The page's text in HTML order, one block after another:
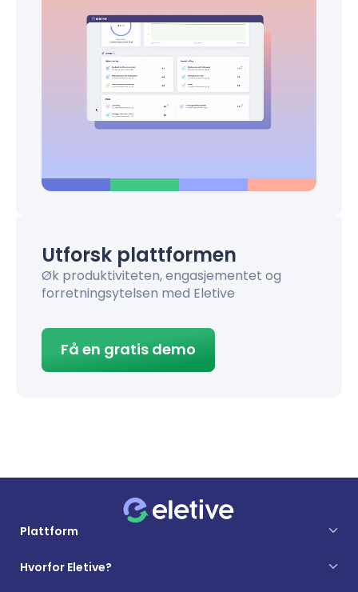
Utforsk plattformen
Øk produktiviteten, engasjementet og
forretningsytelsen med Eletive
Få en gratis demo
Plattform
Hvorfor Eletive?